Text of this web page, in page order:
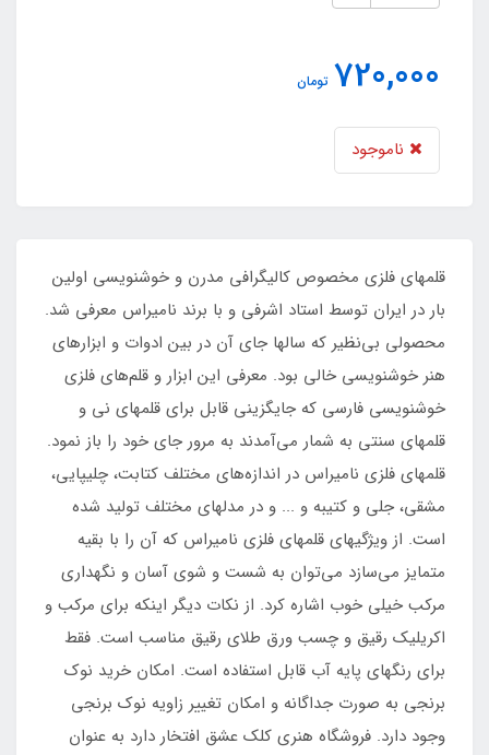
720,000 تومان
ناموجود
قلمهای فلزی مخصوص کالیگرافی مدرن و خوشنویسی اولین
بار در ایران توسط استاد اشرفی و با برند نامیراس معرفی شد.
محصولی بی‌نظیر که سالها جای آن در بین ادوات و ابزارهای
هنر خوشنویسی خالی بود. معرفی این ابزار و قلم‌های فلزی
خوشنویسی فارسی که جایگزینی قابل برای قلمهای نی و
قلمهای سنتی به شمار می‌آمدند به مرور جای خود را باز نمود.
قلمهای فلزی نامیراس در اندازه‌های مختلف کتابت، چلیپایی،
مشقی، جلی و کتیبه و ... و در مدلهای مختلف تولید شده
است. از ویژگیهای قلمهای فلزی نامیراس که آن را با بقیه
متمایز می‌سازد می‌توان به شست و شوی آسان و نگهداری
مرکب خیلی خوب اشاره کرد. از نکات دیگر اینکه برای مرکب و
اکریلیک رقیق و چسب ورق طلای رقیق مناسب است. فقط
برای رنگهای پایه آب قابل استفاده است. امکان خرید نوک
برنجی به صورت جداگانه و امکان تغییر زاویه نوک برنجی
وجود دارد. فروشگاه هنری کلک عشق افتخار دارد به عنوان